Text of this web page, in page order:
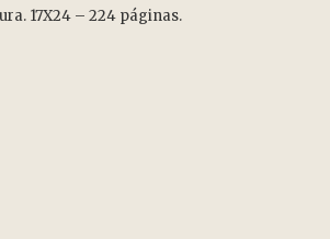
17X24 – 224 páginas.